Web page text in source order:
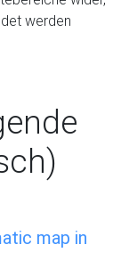
werden
map in